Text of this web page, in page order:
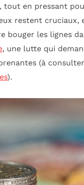
tout en pressant
restent cruciaux,
bouger les lignes
, une lutte qui
(à
).